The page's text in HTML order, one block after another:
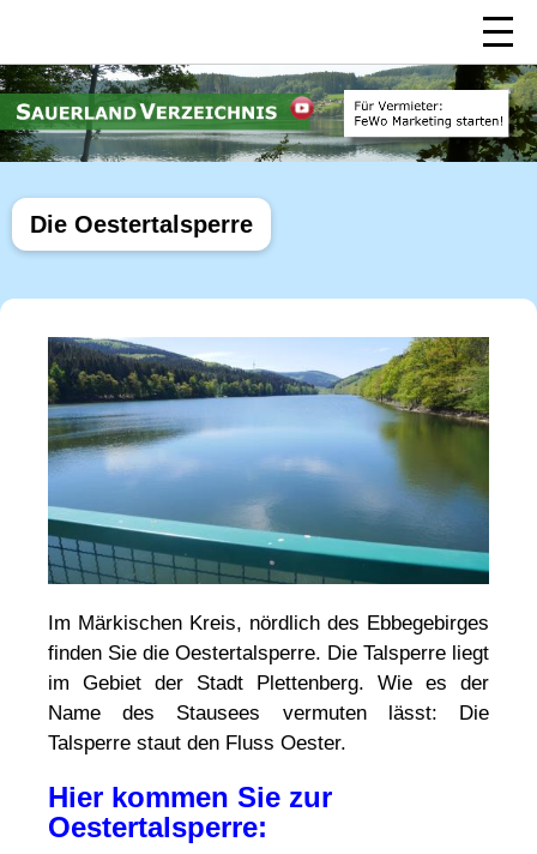
Die Oestertalsperre
Im Märkischen Kreis, nördlich des Ebbegebirges
finden Sie die Oestertalsperre. Die Talsperre liegt
im Gebiet der Stadt Plettenberg. Wie es der
Name des Stausees vermuten lässt: Die
Talsperre staut den Fluss Oester.
Hier kommen Sie zur
Oestertalsperre: